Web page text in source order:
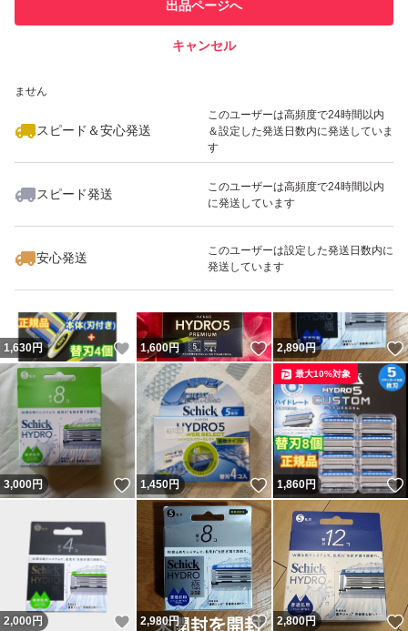
での取引実績があります
ません
スピード＆安心発送
このユーザーは高頻度で24時間以内
＆設定した発送日数内に発送していま
す
スピード発送
このユーザーは高頻度で24時間以内
に発送しています
安心発送
このユーザーは設定した発送日数内に
発送しています
出品ページへ
キャンセル
いいね！
2,400
1,630円 いいね！
1,600円 いいね！
2,890円
3,000円 いいね！
1,450円 いいね！
1,860円
最大10%対象
2,000 円 いいね！
2,980円 いいね！
2,800円